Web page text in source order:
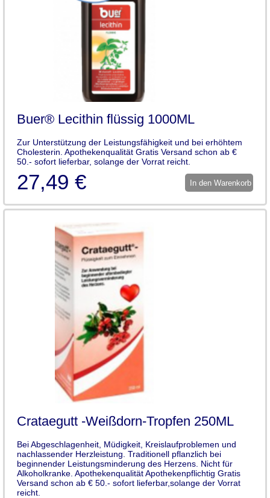
Buer® Lecithin flüssig 1000ML
Zur Unterstützung der Leistungsfähigkeit und bei erhöhtem
Cholesterin. Apothekenqualität Gratis Versand schon ab €
50.- sofort lieferbar, solange der Vorrat reicht.
27,49 € In den Warenkorb
Crataegutt -Weißdorn-Tropfen 250ML
Bei Abgeschlagenheit, Müdigkeit, Kreislaufproblemen und
nachlassender Herzleistung. Traditionell pflanzlich bei
beginnender Leistungsminderung des Herzens. Nicht für
Alkoholkranke. Apothekenqualität Apothekenpflichtig Gratis
Versand schon ab € 50.- sofort lieferbar,solange der Vorrat
reicht.